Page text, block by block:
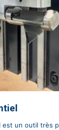
est un outil très